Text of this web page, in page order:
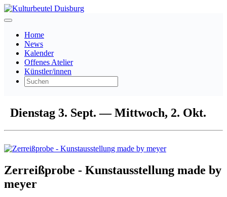
Home
News
Kalender
Offenes Atelier
Künstler/innen
Dienstag 3. Sept. — Mittwoch, 2. Okt.
Zerreißprobe - Kunstausstellung made by
meyer